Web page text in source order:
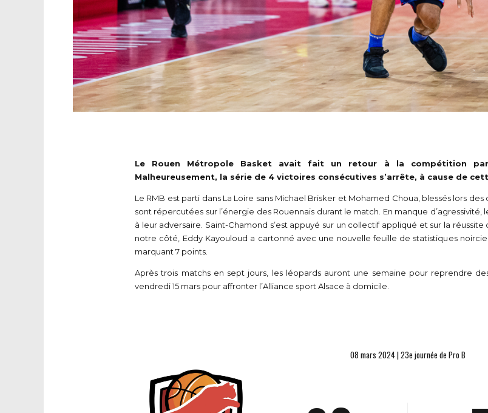
Le Rouen Métropole Basket avait fait un retour à la compétition
Malheureusement, la série de 4 victoires consécutives s’arrête, à cause de
Le RMB est parti dans La Loire sans Michael Brisker et Mohamed Choua, blessés lors
sont répercutées sur l’énergie des Rouennais durant le match. En manque
à leur adversaire. Saint-Chamond s’est appuyé sur un collectif appliqué et sur la
notre côté, Eddy Kayouloud a cartonné avec une nouvelle feuille de statistiques noircie
marquant 7 points.
Après trois matchs en sept jours, les léopards auront une semaine pour reprendre
vendredi 15 mars pour affronter l’Alliance sport Alsace à domicile.
08 mars 2024 | 23e journée de Pro B
0
1
2
3
4
5
60
2